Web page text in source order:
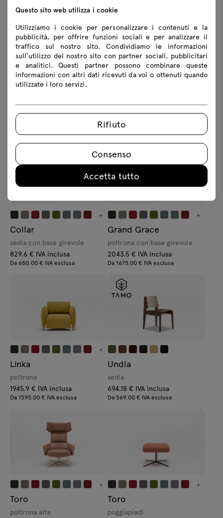
+
sedia operativa
427 € IVA inclusa
Da 350.00 € IVA esclusa
+
sistema di sedute modulare
536.8 € IVA inclusa
Da 440.00 € IVA esclusa
+
Collar
sedia con base girevole
829.6 € IVA inclusa
Da 680.00 € IVA esclusa
+
Grand Grace
poltrona con base girevole
2043.5 € IVA inclusa
Da 1675.00 € IVA esclusa
+
Linka
poltrona
1945.9 € IVA inclusa
Da 1595.00 € IVA esclusa
Undia
sedia
694.18 € IVA inclusa
Da 569.00 € IVA esclusa
+
Toro
poltrona alta
+
Toro
poggiapiedi
Questo sito web utilizza i cookie
Utilizziamo i cookie per personalizzare i contenuti e la
pubblicità, per offrire funzioni sociali e per analizzare il
traffico sul nostro sito. Condividiamo le informazioni
sull'utilizzo del nostro sito con partner sociali, pubblicitari
e analitici. Questi partner possono combinare queste
informazioni con altri dati ricevuti da voi o ottenuti quando
utilizzate i loro servizi.
Rifiuto
Consenso
Accetta tutto